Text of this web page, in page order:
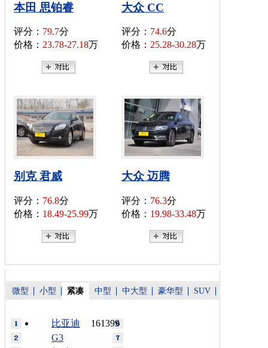
本田 思铂睿
评分： 79.7分
价格： 23.78-27.18万
大众 CC
评分： 74.6分
价格： 25.28-30.28万
别克 君威
评分： 76.8分
价格： 18.49-25.99万
大众 迈腾
评分： 76.3分
价格： 19.98-33.48万
微型 小型 紧凑 中型 中大型 豪华型 SUV
161399
比亚迪
G3